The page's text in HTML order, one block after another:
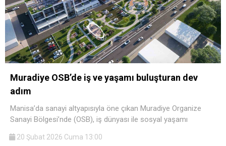
Muradiye OSB’de iş ve yaşamı buluşturan dev
adım
Manisa’da sanayi altyapısıyla öne çıkan Muradiye Organize
Sanayi Bölgesi’nde (OSB), iş dünyası ile sosyal yaşamı
20 Şubat 2026 Cuma 13:00